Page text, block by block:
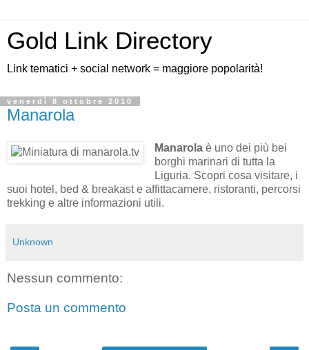
Gold Link Directory
Link tematici + social network = maggiore popolarità!
venerdì 8 ottobre 2010
Manarola
Manarolaè uno dei più bei
borghi marinari di tutta la
Liguria. Scopri cosa visitare, i
suoi hotel, bed & breakast e affittacamere, ristoranti, percorsi
trekking e altre informazioni utili.
Unknown
Nessun commento:
Posta un commento